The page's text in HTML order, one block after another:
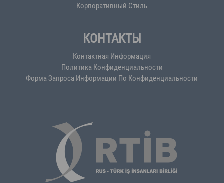
Корпоративный Стиль
КОНТАКТЫ
Контактная Информация
Политика Конфиденциальности
Форма Запроса Информации По Конфиденциальности